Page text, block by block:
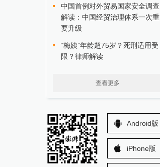
中国首例对外贸易国家安全调查
解读：中国经贸治理体系一次重
要升级
“梅姨”年龄超75岁？死刑适用受
限？律师解读
查看更多
Android版
iPhone版